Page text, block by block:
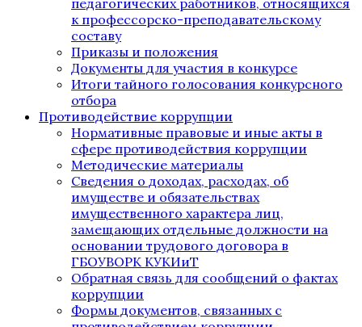
педагогических работников, относящихся
к профессорско-преподавательскому
составу
Приказы и положения
Документы для участия в конкурсе
Итоги тайного голосования конкурсного
отбора
Противодействие коррупции
Нормативные правовые и иные акты в
сфере противодействия коррупции
Методические материалы
Сведения о доходах, расходах, об
имуществе и обязательствах
имущественного характера лиц,
замещающих отдельные должности на
основании трудового договора в
ГБОУВОРК КУКИиТ
Обратная связь для сообщений о фактах
коррупции
Формы документов, связанных с